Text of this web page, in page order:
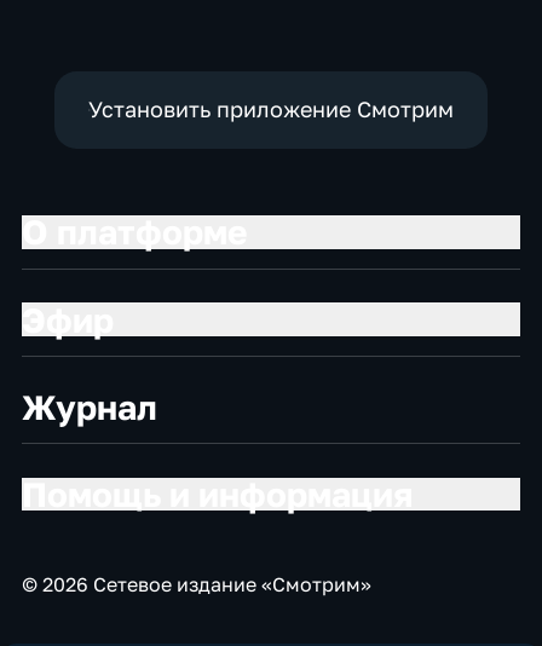
Установить приложение Смотрим
Журнал
© 2026 Сетевое издание «Смотрим»